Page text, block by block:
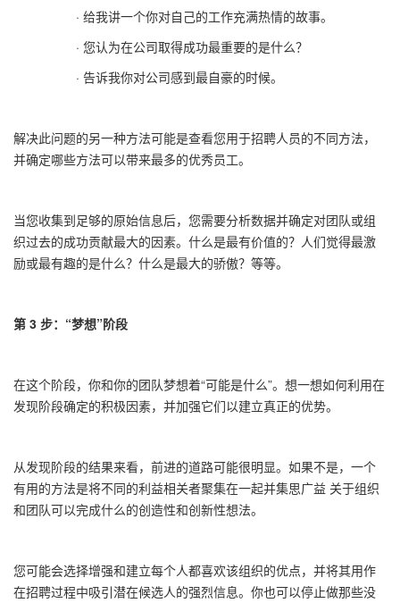
· 给我讲一个你对自己的工作充满热情的故事。
· 您认为在公司取得成功最重要的是什么？
· 告诉我你对公司感到最自豪的时候。
解决此问题的另一种方法可能是查看您用于招聘人员的不同方法，
并确定哪些方法可以带来最多的优秀员工。
当您收集到足够的原始信息后，您需要分析数据并确定对团队或组
织过去的成功贡献最大的因素。什么是最有价值的？人们觉得最激
励或最有趣的是什么？什么是最大的骄傲？等等。
第 3 步： “梦想”阶段
在这个阶段，你和你的团队梦想着“可能是什么”。想一想如何利用在
发现阶段确定的积极因素，并加强它们以建立真正的优势。
从发现阶段的结果来看，前进的道路可能很明显。如果不是，一个
有用的方法是将不同的利益相关者聚集在一起并集思广益 关于组织
和团队可以完成什么的创造性和创新性想法。
您可能会选择增强和建立每个人都喜欢该组织的优点，并将其用作
在招聘过程中吸引潜在候选人的强烈信息。 你也可以停止做那些没